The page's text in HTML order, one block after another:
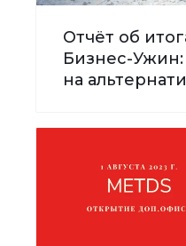
Отчёт об
Бизнес-
на